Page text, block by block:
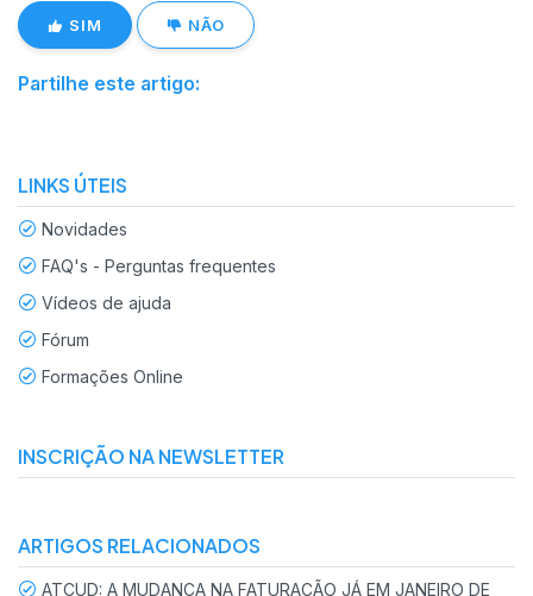
SIM NÃO
Partilhe este artigo:
LINKS ÚTEIS
Novidades
FAQ's - Perguntas frequentes
Vídeos de ajuda
Fórum
Formações Online
INSCRIÇÃO NA NEWSLETTER
ARTIGOS RELACIONADOS
ATCUD: A MUDANÇA NA FATURAÇÃO JÁ EM JANEIRO DE